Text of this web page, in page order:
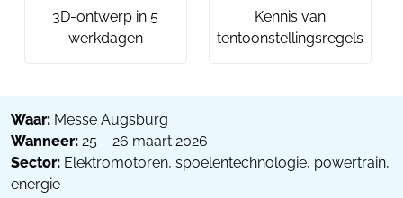
3D-ontwerp in 5
werkdagen
Kennis van
tentoonstellingsregels
Waar: Messe Augsburg
Wanneer: 25 – 26 maart 2026
Sector: Elektromotoren, spoelentechnologie, powertrain,
energie